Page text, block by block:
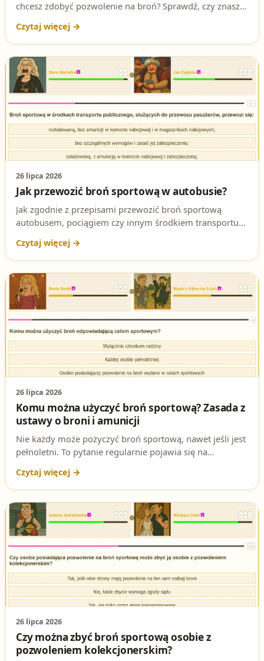
chcesz zdobyć pozwolenie na broń? Sprawdź, czy znasz
**Komu można użyczyć broń sportową lub myśliwską?
** W tym artykule rozbierzemy je na czynniki pierwsze i
pokażemy, dlaczego odpowiedź **C** jest jedyną
poprawną. Nie daj się zaskoczyć na egzaminie!
26 lipca 2026
Jak przewozić broń sportową w autobusie?
Jak zgodnie z przepisami przewozić broń sportową
autobusem, pociągiem czy innym środkiem transportu
na patent strzelecki. Wyjaśniamy prawidłową odpowiedź,
zasady zabezpieczenia broni i podstawę prawną.
26 lipca 2026
Komu można użyczyć broń sportową? Zasada z
ustawy o broni i amunicji
Nie każdy może pożyczyć broń sportową, nawet jeśli jest
pełnoletni. To pytanie regularnie pojawia się na
poprawna odpowiedź i dlaczego wynika ona wprost z
ustawy o broni i amunicji.
26 lipca 2026
Czy można zbyć broń sportową osobie z
pozwoleniem kolekcjonerskim?